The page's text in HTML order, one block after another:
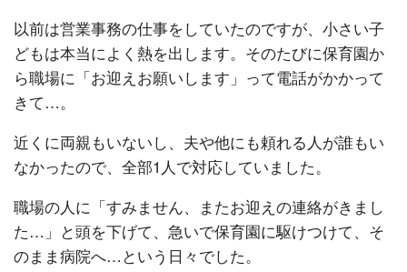
以前は営業事務の仕事をしていたのですが、小さい子
どもは本当によく熱を出します。そのたびに保育園か
ら職場に「お迎えお願いします」って電話がかかって
きて…。
近くに両親もいないし、夫や他にも頼れる人が誰もい
なかったので、全部1人で対応していました。
職場の人に「すみません、またお迎えの連絡がきまし
た…」と頭を下げて、急いで保育園に駆けつけて、そ
のまま病院へ…という日々でした。